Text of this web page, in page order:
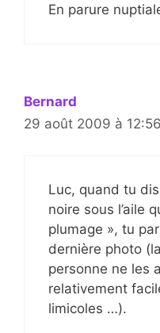
En parure
Bernard
29 août 2009 à 12:56
Luc, quand tu
noire sous l’aile
plumage », tu
dernière photo
personne ne les
relativement
limicoles …).